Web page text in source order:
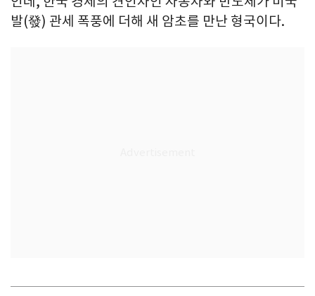
발(發) 관세 폭풍에 더해 새 암초를 만난 형국이다.